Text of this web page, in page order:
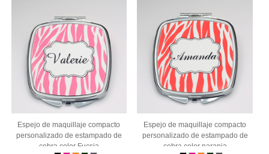
Espejo de maquillaje compacto
personalizado de estampado de
cebra color Fucsia
Espejo de maquillaje compacto
personalizado de estampado de
cebra color naranja